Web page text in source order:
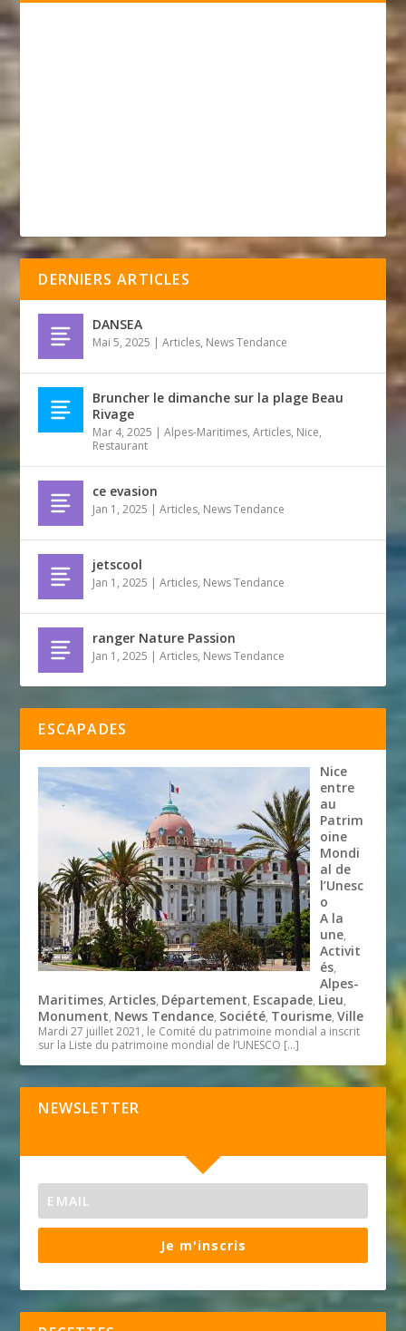
DERNIERS ARTICLES
DANSEA
Mai 5, 2025 |Articles, News Tendance
Bruncher le dimanche sur la plage Beau
Rivage
Mar 4, 2025 |Alpes-Maritimes,Articles, Nice,
Restaurant
ce evasion
Jan 1, 2025 |Articles, News Tendance
jetscool
Jan 1, 2025 |Articles, News Tendance
ranger Nature Passion
Jan 1, 2025 |Articles, News Tendance
ESCAPADES
Nice
entre
au
Patrim
oine
Mondi
al de
l’Unesc
o
A la
une,
Activit
és,
Alpes-
Maritimes,Articles, Département, Escapade, Lieu,
Monument, News Tendance, Société, Tourisme,Ville
Mardi 27 juillet 2021, le Comité du patrimoine mondial a inscrit
sur la Liste du patrimoine mondial de l’UNESCO […]
NEWSLETTER
Je m'inscris